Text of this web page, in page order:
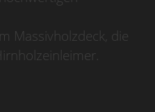
Massivholzdeck, die